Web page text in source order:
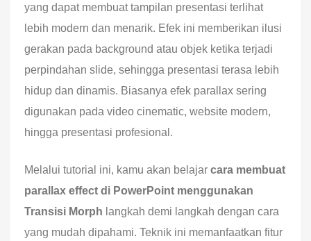
yang dapat membuat tampilan presentasi terlihat
lebih modern dan menarik. Efek ini memberikan ilusi
gerakan pada background atau objek ketika terjadi
perpindahan slide, sehingga presentasi terasa lebih
hidup dan dinamis. Biasanya efek parallax sering
digunakan pada video cinematic, website modern,
hingga presentasi profesional.
Melalui tutorial ini, kamu akan belajar cara membuat
parallax effect di PowerPoint menggunakan
Transisi Morph langkah demi langkah dengan cara
yang mudah dipahami. Teknik ini memanfaatkan fitur